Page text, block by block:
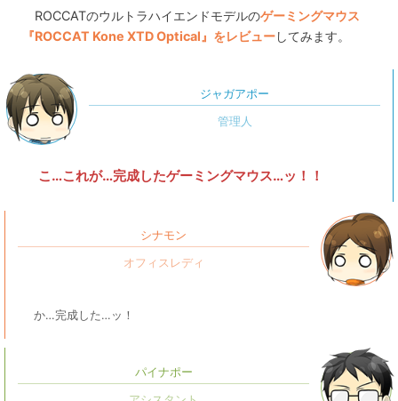
ROCCATのウルトラハイエンドモデルのゲーミングマウス
『ROCCAT Kone XTD Optical』をレビューしてみます。
ジャガアポー
こ…これが…完成したゲーミングマウス…ッ！！
シナモン
か…完成した…ッ！
パイナポー